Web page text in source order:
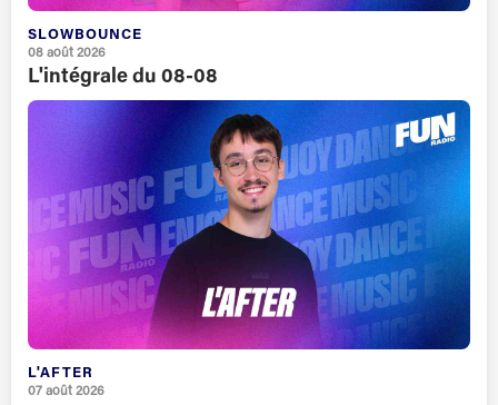
SLOWBOUNCE
08 août 2026
L'intégrale du 08-08
L'AFTER
07 août 2026